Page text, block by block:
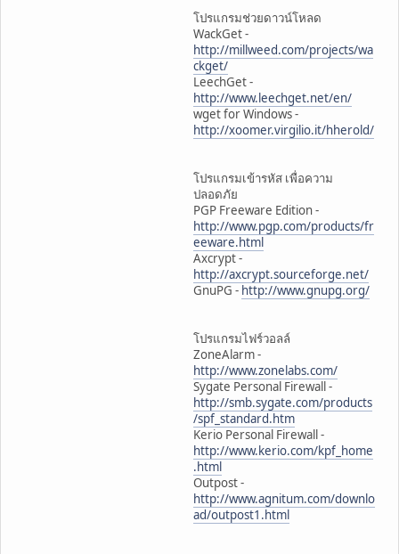
โปรแกรมช่วยดาวน์โหลด
WackGet -
http://millweed.com/projects/wa
ckget/
LeechGet -
http://www.leechget.net/en/
wget for Windows -
http://xoomer.virgilio.it/hherold/
โปรแกรมเข้ารหัส เพื่อความ
ปลอดภัย
PGP Freeware Edition -
http://www.pgp.com/products/fr
eeware.html
Axcrypt -
http://axcrypt.sourceforge.net/
GnuPG - http://www.gnupg.org/
โปรแกรมไฟร์วอลล์
ZoneAlarm -
http://www.zonelabs.com/
Sygate Personal Firewall -
http://smb.sygate.com/products
/spf_standard.htm
Kerio Personal Firewall -
http://www.kerio.com/kpf_home
.html
Outpost -
http://www.agnitum.com/downlo
ad/outpost1.html